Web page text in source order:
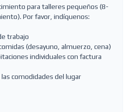
para talleres pequeños (8-
Por favor, indíquenos:
trabajo
(desayuno, almuerzo, cena)
individuales con factura
comodidades del lugar